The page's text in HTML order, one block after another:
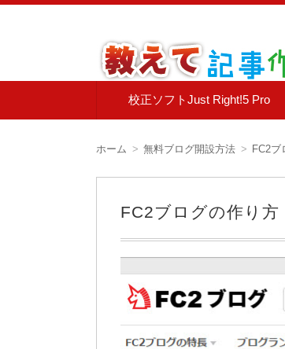
教えて記事作
電子書籍の作り方、校正の方法
校正ソフトJust Right!5 Pro
ホーム 無料ブログ開設方法 FC2ブ
FC2ブログの作り方